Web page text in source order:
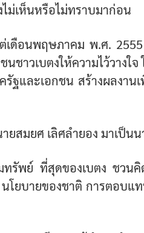
ม่เห็นหรือไม่ทราบมาก่อน
เดือนพฤษภาคม พ.ศ.
าวเบตงให้ความไว้วางใ
รัฐและเอกชน สร้างผลง
สมยศ เลิศลำยอง มาเป็นน
ทรัพย์ ที่สุดของเบตง ชวน
นโยบายของชาติ การตอ